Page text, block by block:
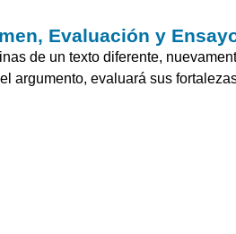
Evaluación y
de un texto diferente,
argumento, evaluará sus